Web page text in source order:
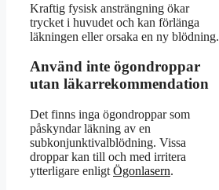
Kraftig fysisk ansträngning ökar
trycket i huvudet och kan förlänga
läkningen eller orsaka en ny blödning.
Använd inte ögondroppar
utan läkarrekommendation
Det finns inga ögondroppar som
påskyndar läkning av en
subkonjunktivalblödning. Vissa
droppar kan till och med irritera
ytterligare enligt Ögonlasern.